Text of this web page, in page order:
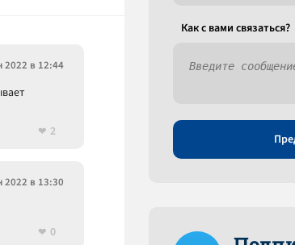
2022 в 12:44
2
2022 в 13:30
0
Как c вами связаться?